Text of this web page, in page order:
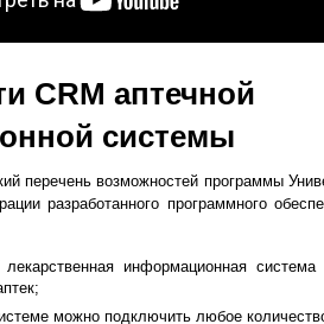
CRM аптечной
системы
перечень возможностей программы
разработанного программного
лекарственная информационная система
можно подключить любое